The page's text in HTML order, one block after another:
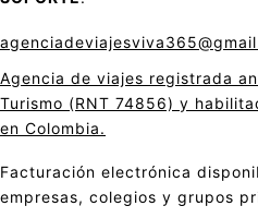
Agencia de viajes registrada
Turismo (RNT 74856) y
en Colombia.
Facturación electrónica
empresas, colegios y grupos